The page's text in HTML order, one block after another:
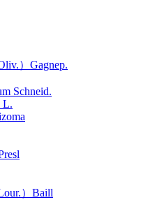
）Gagnep.
Schneid.
L.
）Baill